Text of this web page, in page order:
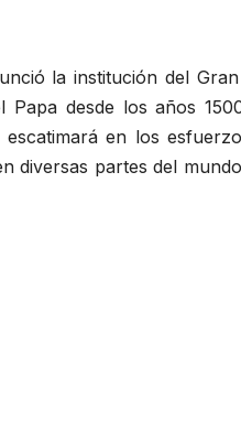
la institución del
desde los años
en los
diversas partes del